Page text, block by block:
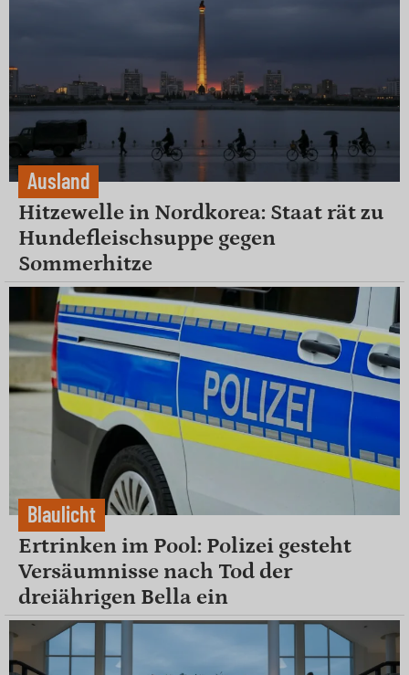
Ausland
Hitzewelle in Nordkorea: Staat rät zu
Hundefleischsuppe gegen
Sommerhitze
Blaulicht
Ertrinken im Pool: Polizei gesteht
Versäumnisse nach Tod der
dreiährigen Bella ein